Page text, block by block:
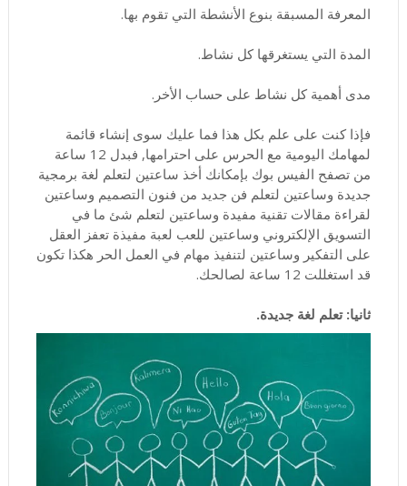
المعرفة المسبقة بنوع الأنشطة التي تقوم بها.
المدة التي يستغرقها كل نشاط.
مدى أهمية كل نشاط على حساب الأخر.
فإذا كنت على علم بكل هذا فما عليك سوى إنشاء قائمة
لمهامك اليومية مع الحرس على احترامها, فبدل 12 ساعة
من تصفح الفيس بوك بإمكانك أخذ ساعتين لتعلم لغة برمجية
جديدة وساعتين لتعلم فن جديد من فنون التصميم وساعتين
لقراءة مقالات تقنية مفيدة وساعتين لتعلم شئ ما في
التسويق الإلكتروني وساعتين للعب لعبة مفيذة تعفز العقل
على التفكير وساعتين لتنفيذ مهام في العمل الحر هكذا تكون
قد استغللت 12 ساعة لصالحك.
ثانيا: تعلم لغة جديدة.